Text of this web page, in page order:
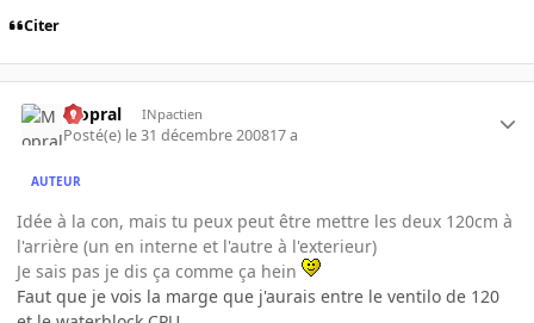
Citer
Mopral INpactien
Posté(e) le 31 décembre 200817 a
AUTEUR
Idée à la con, mais tu peux peut être mettre les deux 120cm à
l'arrière (un en interne et l'autre à l'exterieur)
Je sais pas je dis ça comme ça hein
Faut que je vois la marge que j'aurais entre le ventilo de 120